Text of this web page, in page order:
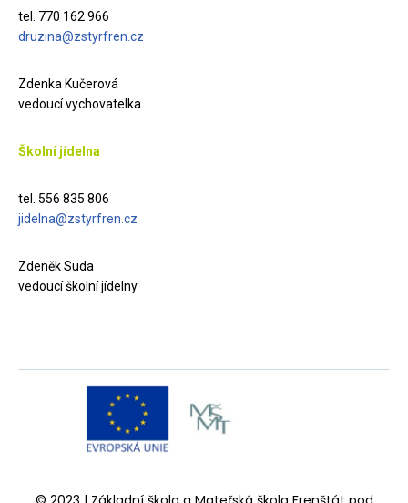
tel. 770 162 966
druzina@zstyrfren.cz
Zdenka Kučerová
vedoucí vychovatelka
Školní jídelna
tel. 556 835 806
jidelna@zstyrfren.cz
Zdeněk Suda
vedoucí školní jídelny